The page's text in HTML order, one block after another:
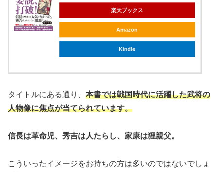
楽天ブックス
Amazon
Kindle
タイトルにある通り、 本書では戦国時代に活躍した武将の
人物像に焦点が当てられています。
信長は革命児、秀吉は人たらし、家康は狸親父。
こういったイメージをお持ちの方は多いのではないでしょ